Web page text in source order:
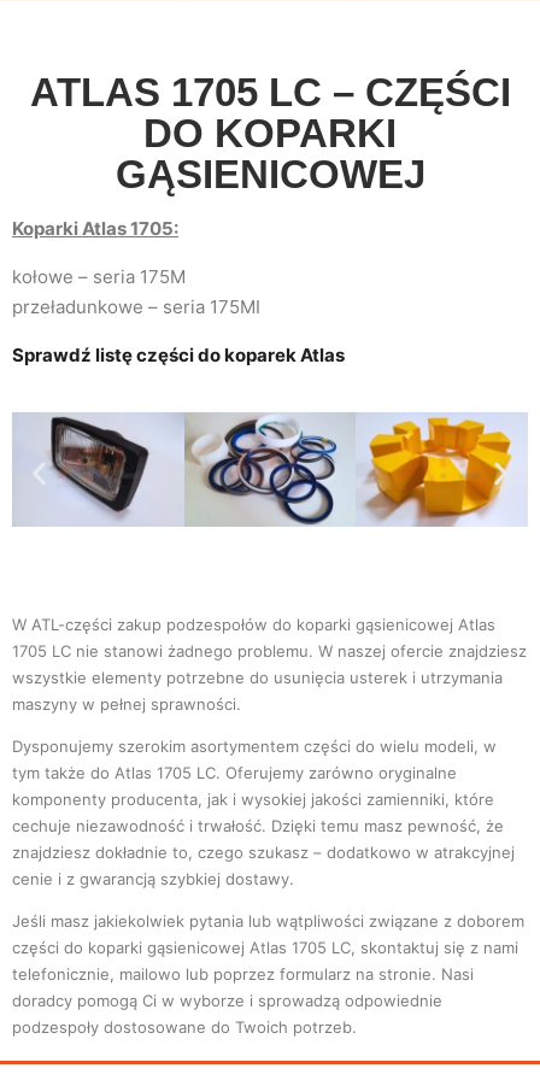
ATLAS 1705 LC – CZĘŚCI
DO KOPARKI
GĄSIENICOWEJ
Koparki Atlas 1705:
kołowe – seria 175M
przeładunkowe – seria 175MI
Sprawdź listę części do koparek Atlas
W ATL-części zakup podzespołów do koparki gąsienicowej Atlas
1705 LC nie stanowi żadnego problemu. W naszej ofercie znajdziesz
wszystkie elementy potrzebne do usunięcia usterek i utrzymania
maszyny w pełnej sprawności.
Dysponujemy szerokim asortymentem części do wielu modeli, w
tym także do Atlas 1705 LC. Oferujemy zarówno oryginalne
komponenty producenta, jak i wysokiej jakości zamienniki, które
cechuje niezawodność i trwałość. Dzięki temu masz pewność, że
znajdziesz dokładnie to, czego szukasz – dodatkowo w atrakcyjnej
cenie i z gwarancją szybkiej dostawy.
Jeśli masz jakiekolwiek pytania lub wątpliwości związane z doborem
części do koparki gąsienicowej Atlas 1705 LC, skontaktuj się z nami
telefonicznie, mailowo lub poprzez formularz na stronie. Nasi
doradcy pomogą Ci w wyborze i sprowadzą odpowiednie
podzespoły dostosowane do Twoich potrzeb.